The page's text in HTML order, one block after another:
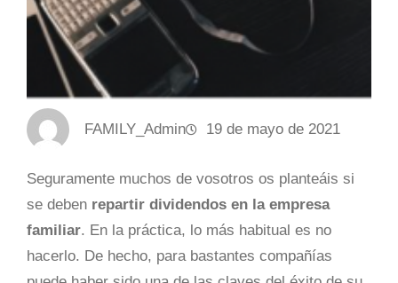
FAMILY_Admin 19 de mayo de 2021
Seguramente muchos de vosotros os planteáis si
se deben repartir dividendos en la empresa
familiar. En la práctica, lo más habitual es no
hacerlo. De hecho, para bastantes compañías